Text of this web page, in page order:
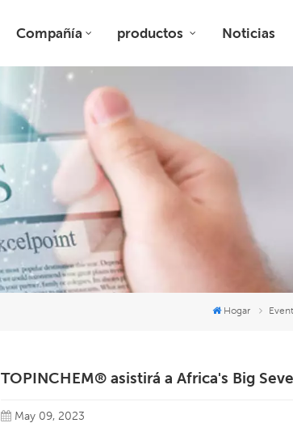
Compañía productos Noticias
Hogar
TOPINCHEM® asistirá a Africa's Big
May 09, 2023